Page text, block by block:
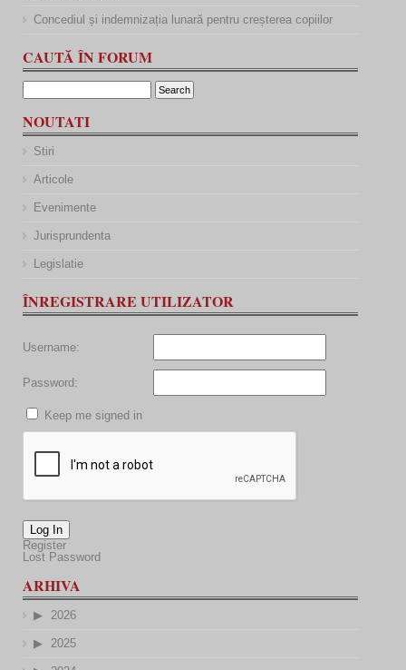
Concediul și indemnizația lunară pentru creșterea copiilor
CAUTĂ ÎN FORUM
NOUTATI
Stiri
Articole
Evenimente
Jurisprundenta
Legislatie
ÎNREGISTRARE UTILIZATOR
Username:
Password:
Keep me signed in
Log In
Register
Lost Password
ARHIVA
2026
2025